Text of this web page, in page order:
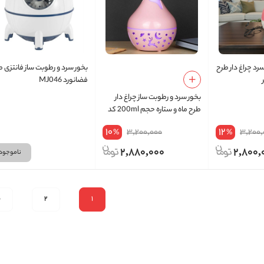
چراغ دار طرح
12%
بخور سرد و رطوبت ساز چراغ دار
طرح ماه و ستاره حجم 200ml کد
3,200,000
10%
2,880,000
بخور سرد و رطوبت ساز فانتزی
فضانورد MJ046
1
2